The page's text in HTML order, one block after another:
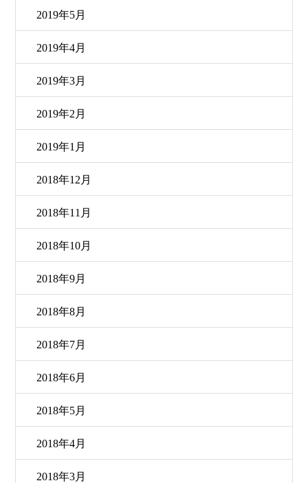
2019年5月
2019年4月
2019年3月
2019年2月
2019年1月
2018年12月
2018年11月
2018年10月
2018年9月
2018年8月
2018年7月
2018年6月
2018年5月
2018年4月
2018年3月